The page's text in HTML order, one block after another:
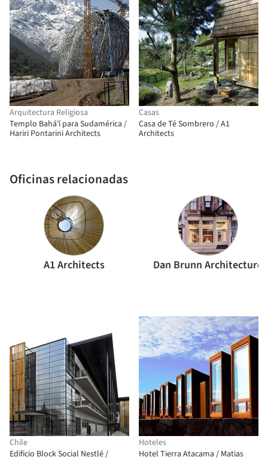
Arquitectura Religiosa
Templo Bahá’í para Sudamérica /
Hariri Pontarini Architects
Oficinas relacionadas
A1 Architects Dan Brunn Architecture
Casas
Casa de Té Sombrero / A1
Architects
Chile
Edificio Block Social Nestlé /
Hoteles
Hotel Tierra Atacama / Matias